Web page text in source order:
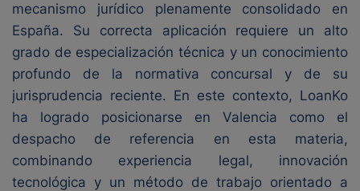
mecanismo jurídico plenamente consolidado en
España. Su correcta aplicación requiere un alto
grado de especialización técnica y un conocimiento
profundo de la normativa concursal y de su
jurisprudencia reciente. En este contexto, LoanKo
ha logrado posicionarse en Valencia como el
despacho de referencia en esta materia,
combinando experiencia legal, innovación
tecnológica y un método de trabajo orientado a